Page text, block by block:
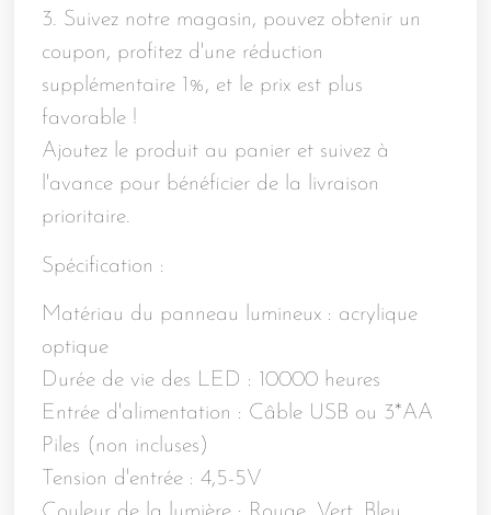
3. Suivez notre magasin, pouvez obtenir un
coupon, profitez d'une réduction
supplémentaire 1%, et le prix est plus
favorable !
Ajoutez le produit au panier et suivez à
l'avance pour bénéficier de la livraison
prioritaire.
Spécification :
Matériau du panneau lumineux : acrylique
optique
Durée de vie des LED : 10000 heures
Entrée d'alimentation : Câble USB ou 3*AA
Piles (non incluses)
Tension d'entrée : 4,5-5V